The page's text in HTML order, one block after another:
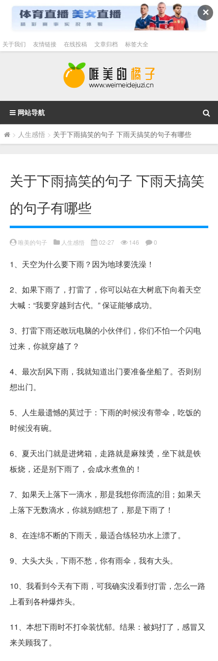
✕
关于我们 友情链接 在线投稿 文章归档 标签大全
网站导航
> 人生感悟 > 关于下雨搞笑的句子 下雨天搞笑的句子有哪些
关于下雨搞笑的句子 下雨天搞笑
的句子有哪些
唯美的句子 人生感悟 02-27 146 0
1、天空为什么要下雨？因为地球要洗澡！
2、如果下雨了，打雷了，你可以站在大树底下向着天空
大喊：“我要穿越到古代。” 保证能够成功。
3、打雷下雨还敢玩电脑的小伙伴们，你们不怕一个闪电
过来，你就穿越了？
4、最次刮风下雨，我就知道出门要准备坐船了。否则别
想出门。
5、人生最遗憾的莫过于：下雨的时候没有带伞，吃饭的
时候没有碗。
6、夏天出门就是进烤箱，走路就是麻辣烫，坐下就是铁
板烧，还是别下雨了，会成水煮鱼的！
7、如果天上落下一滴水，那是我想你而流的泪；如果天
上落下无数滴水，你就别瞎想了，那是下雨了！
8、在连绵不断的下雨天，最适合练轻功水上漂了。
9、大头大头，下雨不愁，你有雨伞，我有大头。
10、我看到今天有下雨，可我确实没看到打雷，怎么一路
上看到各种爆炸头。
11、本想下雨时不打伞装忧郁。结果：被妈打了，感冒又
来关顾我了。